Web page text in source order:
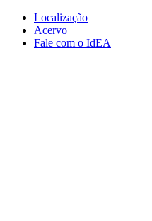
Conteúdo principal
Localização
Acervo
Fale com o IdEA